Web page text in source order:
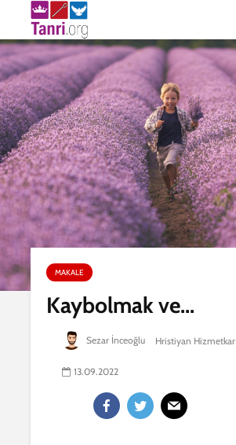
MAKALE
Kaybolmak ve...
Sezar İnceoğlu Hristiyan Hizmetkar
13.09.2022